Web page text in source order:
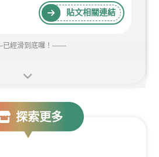
貼文相關連結
已經滑到底囉！ ——
探索更多